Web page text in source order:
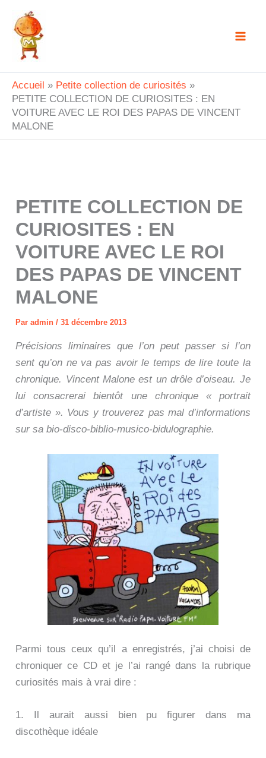
contenu
Accueil
Petite collection de curiosités
PETITE COLLECTION DE CURIOSITES : EN
VOITURE AVEC LE ROI DES PAPAS DE VINCENT
MALONE
PETITE COLLECTION DE
CURIOSITES : EN
VOITURE AVEC LE ROI
DES PAPAS DE VINCENT
MALONE
Paradmin/31 décembre 2013
Précisions liminaires que l’on peut passer si l’on
sent qu’on ne va pas avoir le temps de lire toute la
chronique. Vincent Malone est un drôle d’oiseau. Je
lui consacrerai bientôt une chronique « portrait
d’artiste ». Vous y trouverez pas mal d’informations
sur sa bio-disco-biblio-musico-bidulographie.
Parmi tous ceux qu’il a enregistrés, j’ai choisi de
chroniquer ce CD et je l’ai rangé dans la rubrique
curiosités mais à vrai dire :
1. Il aurait aussi bien pu figurer dans ma
discothèque idéale